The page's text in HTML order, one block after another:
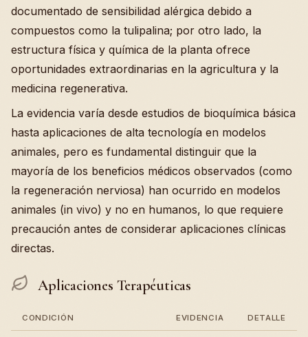
documentado de sensibilidad alérgica debido a
compuestos como la tulipalina; por otro lado, la
estructura física y química de la planta ofrece
oportunidades extraordinarias en la agricultura y la
medicina regenerativa.
La evidencia varía desde estudios de bioquímica básica
hasta aplicaciones de alta tecnología en modelos
animales, pero es fundamental distinguir que la
mayoría de los beneficios médicos observados (como
la regeneración nerviosa) han ocurrido en modelos
animales (in vivo) y no en humanos, lo que requiere
precaución antes de considerar aplicaciones clínicas
directas.
Aplicaciones Terapéuticas
CONDICIÓN EVIDENCIA DETALLE